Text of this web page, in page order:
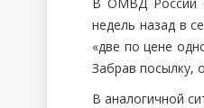
недель назад в
«две по цене
Забрав посылку,
В аналогичной